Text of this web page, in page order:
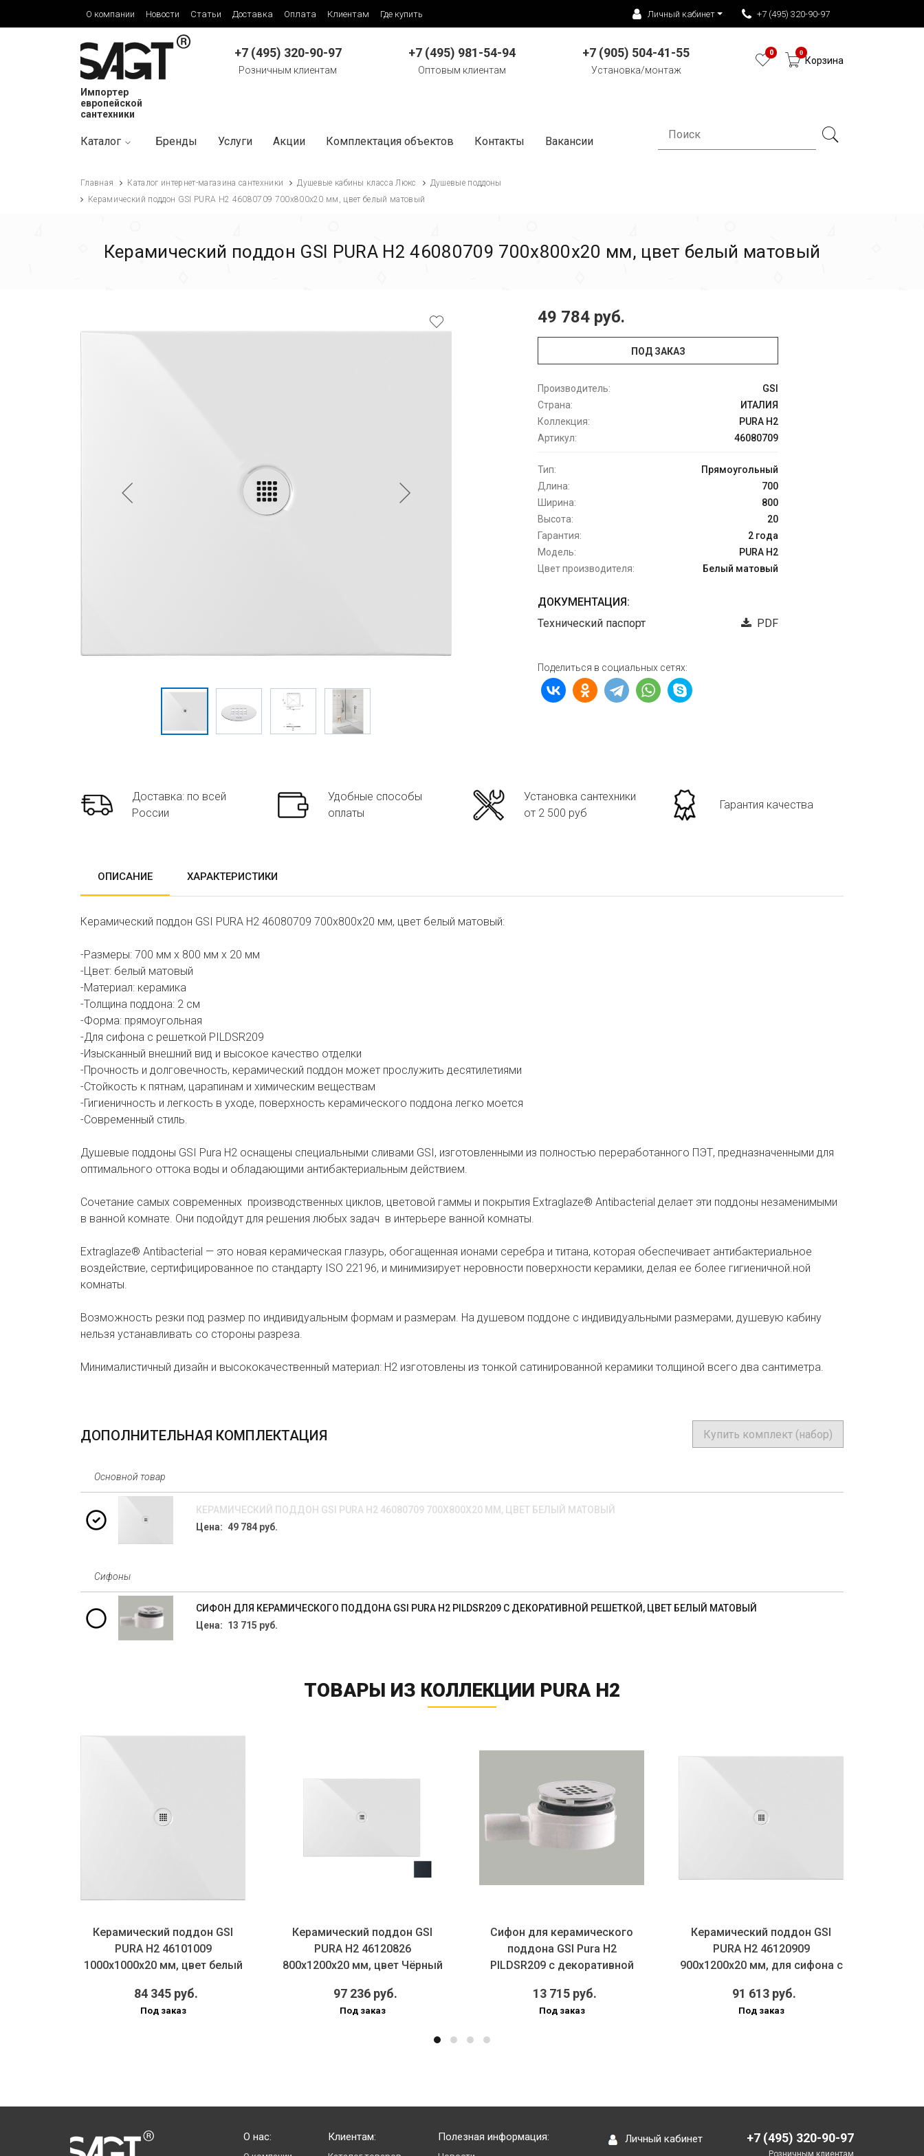
О компании Новости Статьи Доставка Оплата Клиентам Где купить Личный кабинет +7 (495) 320-90-97
Импортер
европейской
сантехники
+7 (495) 320-90-97
Розничным клиентам
+7 (495) 981-54-94
Оптовым клиентам
+7 (905) 504-41-55
Установка/монтаж
0 0
Корзина
Каталог Бренды Услуги Акции Комплектация объектов Контакты Вакансии
Главная Каталог интернет-магазина сантехники Душевые кабины класса Люкс
Душевые поддоны
Керамический поддон GSI PURA H2 46080709 700х800х20 мм, цвет белый матовый
Керамический поддон GSI PURA H2 46080709 700х800х20 мм, цвет белый матовый
49 784 руб.
ПОД ЗАКАЗ
Производитель:
GSI
Страна:
ИТАЛИЯ
Коллекция:
PURA H2
Артикул:
46080709
Тип:
Прямоугольный
Длина:
700
Ширина:
800
Высота:
20
Гарантия:
2 года
Модель:
PURA H2
Цвет производителя:
Белый матовый
ДОКУМЕНТАЦИЯ:
Технический паспорт
PDF
Поделиться в социальных сетях:
Доставка: по всей
России
Удобные способы
оплаты
Установка сантехники
от 2 500 руб
Гарантия качества
ОПИСАНИЕ ХАРАКТЕРИСТИКИ
Керамический поддон GSI PURA H2 46080709 700х800х20 мм, цвет белый матовый:
-Размеры: 700 мм х 800 мм х 20 мм
-Цвет: белый матовый
-Материал: керамика
-Толщина поддона: 2 см
-Форма: прямоугольная
-Для сифона с решеткой PILDSR209
-Изысканный внешний вид и высокое качество отделки
-Прочность и долговечность, керамический поддон может прослужить десятилетиями
-Стойкость к пятнам, царапинам и химическим веществам
-Гигиеничность и легкость в уходе, поверхность керамического поддона легко моется
-Современный стиль.
Душевые поддоны GSI Pura H2 оснащены специальными сливами GSI, изготовленными из полностью переработанного ПЭТ, предназначенными для
оптимального оттока воды и обладающими антибактериальным действием.
Сочетание самых современных производственных циклов, цветовой гаммы и покрытия Extraglaze® Antibacterial делает эти поддоны незаменимыми
в ванной комнате. Они подойдут для решения любых задач в интерьере ванной комнаты.
Extraglaze® Antibacterial — это новая керамическая глазурь, обогащенная ионами серебра и титана, которая обеспечивает антибактериальное
воздействие, сертифицированное по стандарту ISO 22196, и минимизирует неровности поверхности керамики, делая ее более гигиеничной.ной
комнаты.
Возможность резки под размер по индивидуальным формам и размерам. На душевом поддоне с индивидуальными размерами, душевую кабину
нельзя устанавливать со стороны разреза.
Минималистичный дизайн и высококачественный материал: H2 изготовлены из тонкой сатинированной керамики толщиной всего два сантиметра.
ДОПОЛНИТЕЛЬНАЯ КОМПЛЕКТАЦИЯ Купить комплект (набор)
Основной товар
КЕРАМИЧЕСКИЙ ПОДДОН GSI PURA H2 46080709 700Х800Х20 ММ, ЦВЕТ БЕЛЫЙ МАТОВЫЙ
Цена: 49 784 руб.
Сифоны
СИФОН ДЛЯ КЕРАМИЧЕСКОГО ПОДДОНА GSI PURA H2 PILDSR209 С ДЕКОРАТИВНОЙ РЕШЕТКОЙ, ЦВЕТ БЕЛЫЙ МАТОВЫЙ
Цена: 13 715 руб.
ТОВАРЫ ИЗ КОЛЛЕКЦИИ PURA H2
Керамический поддон GSI
PURA H2 46101009
1000х1000х20 мм, цвет белый
84 345 руб.
Под заказ
Керамический поддон GSI
PURA H2 46120826
800х1200х20 мм, цвет Чёрный
97 236 руб.
Под заказ
Сифон для керамического
поддона GSI Pura H2
PILDSR209 с декоративной
13 715 руб.
Под заказ
Керамический поддон GSI
PURA H2 46120909
900х1200х20 мм, для сифона с
91 613 руб.
Под заказ
О нас: Клиентам: Полезная информация: Личный кабинет +7 (495) 320-90-97